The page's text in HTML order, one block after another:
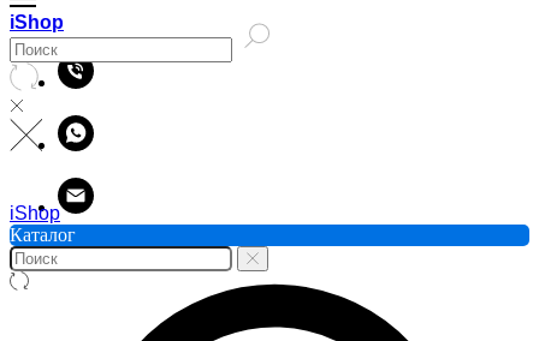
iShop
iShop
Каталог